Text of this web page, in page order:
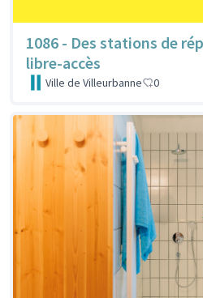
1086 - Des stations de
libre-accès
Ville de Villeurbanne 0